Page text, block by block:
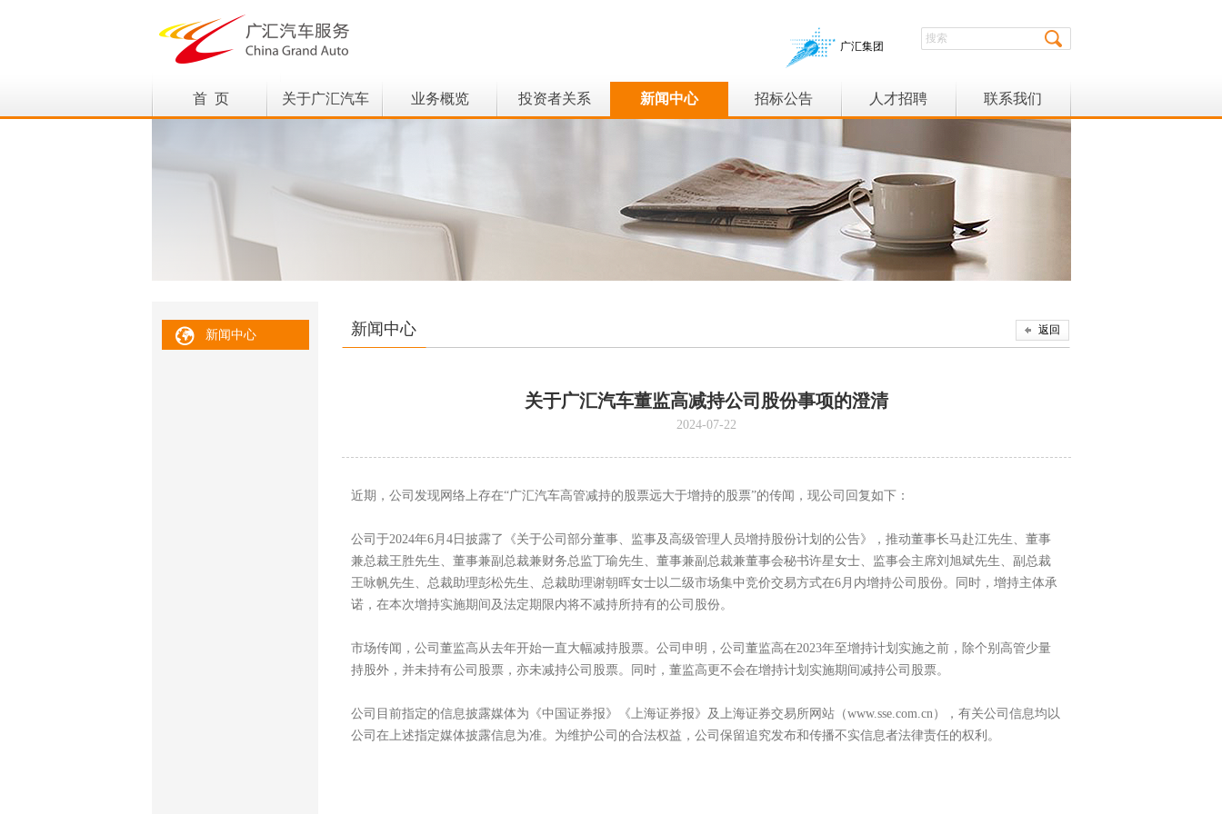
广汇集团
首 页 关于广汇汽车 业务概览 投资者关系 新闻中心 招标公告 人才招聘 联系我们
新闻中心 新闻中心 返回
关于广汇汽车董监高减持公司股份事项的澄清
2024-07-22
近期，公司发现网络上存在“广汇汽车高管减持的股票远大于增持的股票”的传闻，现公司回复如下：
公司于2024年6月4日披露了《关于公司部分董事、监事及高级管理人员增持股份计划的公告》，推动董事长马赴江先生、董事
兼总裁王胜先生、董事兼副总裁兼财务总监丁瑜先生、董事兼副总裁兼董事会秘书许星女士、监事会主席刘旭斌先生、副总裁
王咏帆先生、总裁助理彭松先生、总裁助理谢朝晖女士以二级市场集中竞价交易方式在6月内增持公司股份。同时，增持主体承
诺，在本次增持实施期间及法定期限内将不减持所持有的公司股份。
市场传闻，公司董监高从去年开始一直大幅减持股票。公司申明，公司董监高在2023年至增持计划实施之前，除个别高管少量
持股外，并未持有公司股票，亦未减持公司股票。同时，董监高更不会在增持计划实施期间减持公司股票。
公司目前指定的信息披露媒体为《中国证券报》《上海证券报》及上海证券交易所网站（www.sse.com.cn），有关公司信息均以
公司在上述指定媒体披露信息为准。为维护公司的合法权益，公司保留追究发布和传播不实信息者法律责任的权利。